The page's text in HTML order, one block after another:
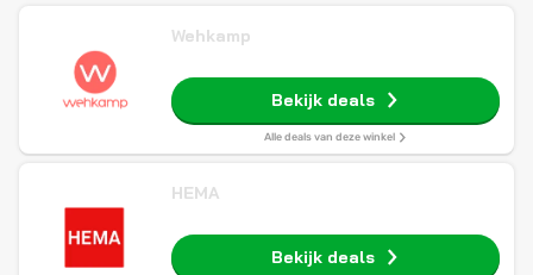
Wehkamp
Bekijk deals
Alle deals van deze winkel
HEMA
Bekijk deals